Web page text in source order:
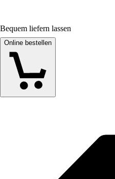
Bequem liefern lassen
Online bestellen